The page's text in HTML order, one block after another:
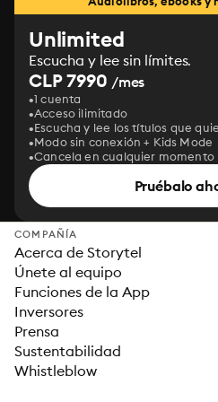
Unlimited
Escucha y lee sin límites.
CLP 7990 /mes
1 cuenta
Acceso ilimitado
Escucha y lee los títulos que
Modo sin conexión + Kids Mode
Cancela en cualquier momento
Pruébalo
COMPAÑÍA
Acerca de Storytel
Únete al equipo
Funciones de la App
Inversores
Prensa
Sustentabilidad
Whistleblow